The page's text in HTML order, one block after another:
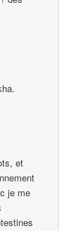
et
je me